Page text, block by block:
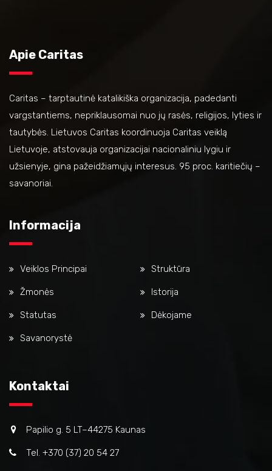
Apie Caritas
Caritas – tarptautinė katalikiška organizacija, padedanti
vargstantiems, nepriklausomai nuo jų rasės, religijos, lyties ir
tautybės. Lietuvos Caritas koordinuoja Caritas veiklą
Lietuvoje, atstovauja organizacijai nacionaliniu lygiu ir
užsienyje, gina pažeidžiamųjų interesus. 95 proc. karitiečių –
savanoriai.
Informacija
Veiklos Principai Struktūra
Žmonės Istorija
Statutas Dėkojame
Savanorystė
Kontaktai
Papilio g. 5 LT–44275 Kaunas
Tel. +370 (37) 20 54 27